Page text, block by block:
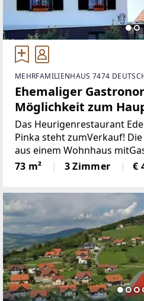
MEHRFAMILIENHAUS 7474
Ehemaliger
Möglichkeit zum
Weinbergen!
Das Heurigenrestaurant
Pinka steht zumVerkauf!
aus einem Wohnhaus
einem Weinkeller!Im unteren
befindet sich die
73 m² 3 Zimmer €